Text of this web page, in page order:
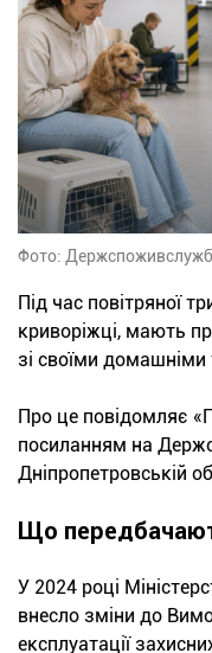
Фото:
Під час повітряної
криворіжці, мають
зі своїми
Про це повідомляє
посиланням на
Дніпропетровській
Що
У 2024 році
внесло зміни до
експлуатації